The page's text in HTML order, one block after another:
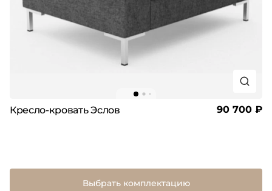
Кресло-кровать Эслов 90 700 ₽
Выбрать комплектацию